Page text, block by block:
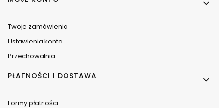
Twoje zamówienia
Ustawienia konta
Przechowalnia
PŁATNOŚCI I DOSTAWA
Formy płatności